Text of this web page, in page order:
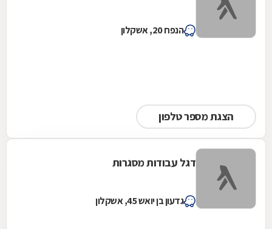
הנפח 20, אשקלון
הצגת מספר טלפון
דגל עבודות מסגרות
גדעון בן יואש 45, אשקלון